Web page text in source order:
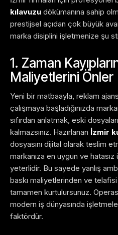
kılavuzu dökümanına sahip
prestijsel açıdan çok büyük
marka disiplini işletmenize şu
1. Zaman
Maliyetlerini Önler
Yeni bir matbaayla, reklam
çalışmaya başladığınızda
sıfırdan anlatmak, eski
kalmazsınız. Hazırlanan İzmir
dosyasını dijital olarak teslim
markanıza en uygun ve
yeterlidir. Bu sayede yanlış
baskı maliyetlerinden ve telafisi
tamamen kurtulursunuz.
modern iş dünyasında
faktördür.